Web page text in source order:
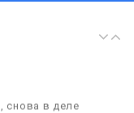
которая с
снова в деле